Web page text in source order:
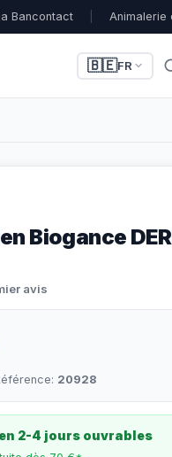
Bancontact Animalerie
🇧🇪FR
Biogance
avis
20928
2-4 jours ouvrables